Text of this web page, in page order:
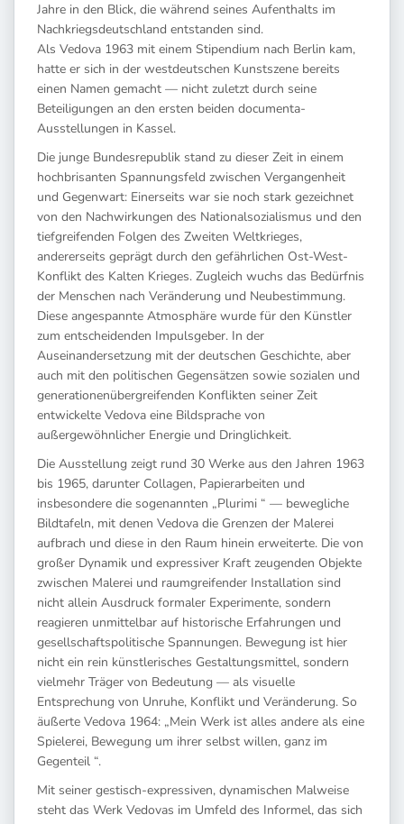
Jahre in den Blick, die während seines Aufenthalts im
Nachkriegsdeutschland entstanden sind.
Als Vedova 1963 mit einem Stipendium nach Berlin kam,
hatte er sich in der westdeutschen Kunstszene bereits
einen Namen gemacht — nicht zuletzt durch seine
Beteiligungen an den ersten beiden documenta-
Ausstellungen in Kassel.
Die junge Bundesrepublik stand zu dieser Zeit in einem
hochbrisanten Spannungsfeld zwischen Vergangenheit
und Gegenwart: Einerseits war sie noch stark gezeichnet
von den Nachwirkungen des Nationalsozialismus und den
tiefgreifenden Folgen des Zweiten Weltkrieges,
andererseits geprägt durch den gefährlichen Ost-West-
Konflikt des Kalten Krieges. Zugleich wuchs das Bedürfnis
der Menschen nach Veränderung und Neubestimmung.
Diese angespannte Atmosphäre wurde für den Künstler
zum entscheidenden Impulsgeber. In der
Auseinandersetzung mit der deutschen Geschichte, aber
auch mit den politischen Gegensätzen sowie sozialen und
generationenübergreifenden Konflikten seiner Zeit
entwickelte Vedova eine Bildsprache von
außergewöhnlicher Energie und Dringlichkeit.
Die Ausstellung zeigt rund 30 Werke aus den Jahren 1963
bis 1965, darunter Collagen, Papierarbeiten und
insbesondere die sogenannten „Plurimi “ — bewegliche
Bildtafeln, mit denen Vedova die Grenzen der Malerei
aufbrach und diese in den Raum hinein erweiterte. Die von
großer Dynamik und expressiver Kraft zeugenden Objekte
zwischen Malerei und raumgreifender Installation sind
nicht allein Ausdruck formaler Experimente, sondern
reagieren unmittelbar auf historische Erfahrungen und
gesellschaftspolitische Spannungen. Bewegung ist hier
nicht ein rein künstlerisches Gestaltungsmittel, sondern
vielmehr Träger von Bedeutung — als visuelle
Entsprechung von Unruhe, Konflikt und Veränderung. So
äußerte Vedova 1964: „Mein Werk ist alles andere als eine
Spielerei, Bewegung um ihrer selbst willen, ganz im
Gegenteil “.
Mit seiner gestisch-expressiven, dynamischen Malweise
steht das Werk Vedovas im Umfeld des Informel, das sich